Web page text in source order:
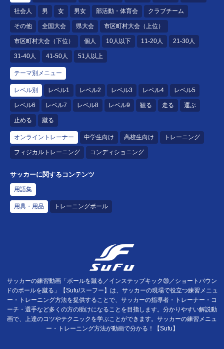
社会人 男 女 男女 部活動・体育会 クラブチーム
その他 全国大会 県大会 市区町村大会（上位）
市区町村大会（下位） 個人 10人以下 11-20人 21-30人
31-40人 41-50人 51人以上
テーマ別メニュー
レベル別 レベル1 レベル2 レベル3 レベル4 レベル5
レベル6 レベル7 レベル8 レベル9 観る 走る 運ぶ
止める 蹴る
オンライントレーナー 中学生向け 高校生向け トレーニング
フィジカルトレーニング コンディショニング
サッカーに関するコンテンツ
用語集
用具・用品 トレーニングボール
サッカーの練習動画「ボールを蹴る／インステップキック⑳／ショートバウン
ドのボールを蹴る」【Sufu/スーフー】は、サッカーの現場で役立つ練習メニュ
ー・トレーニング方法を提供することで、サッカーの指導者・トレーナー・コ
ーチ・選手など多くの方の助けになることを目指します。分かりやすい解説動
画で、上達のコツやテクニックを学ぶことができます。サッカーの練習メニュ
ー・トレーニング方法が動画で分かる！【Sufu】